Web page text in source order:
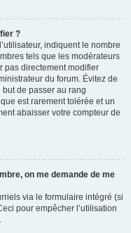
?
indiquent le nombre
tels que les modérateurs
pas directement modifier
du forum. Évitez de
de passer au rang
est rarement tolérée et un
abaisser votre compteur de
on me demande de me
via le formulaire intégré (si
pour empêcher l’utilisation